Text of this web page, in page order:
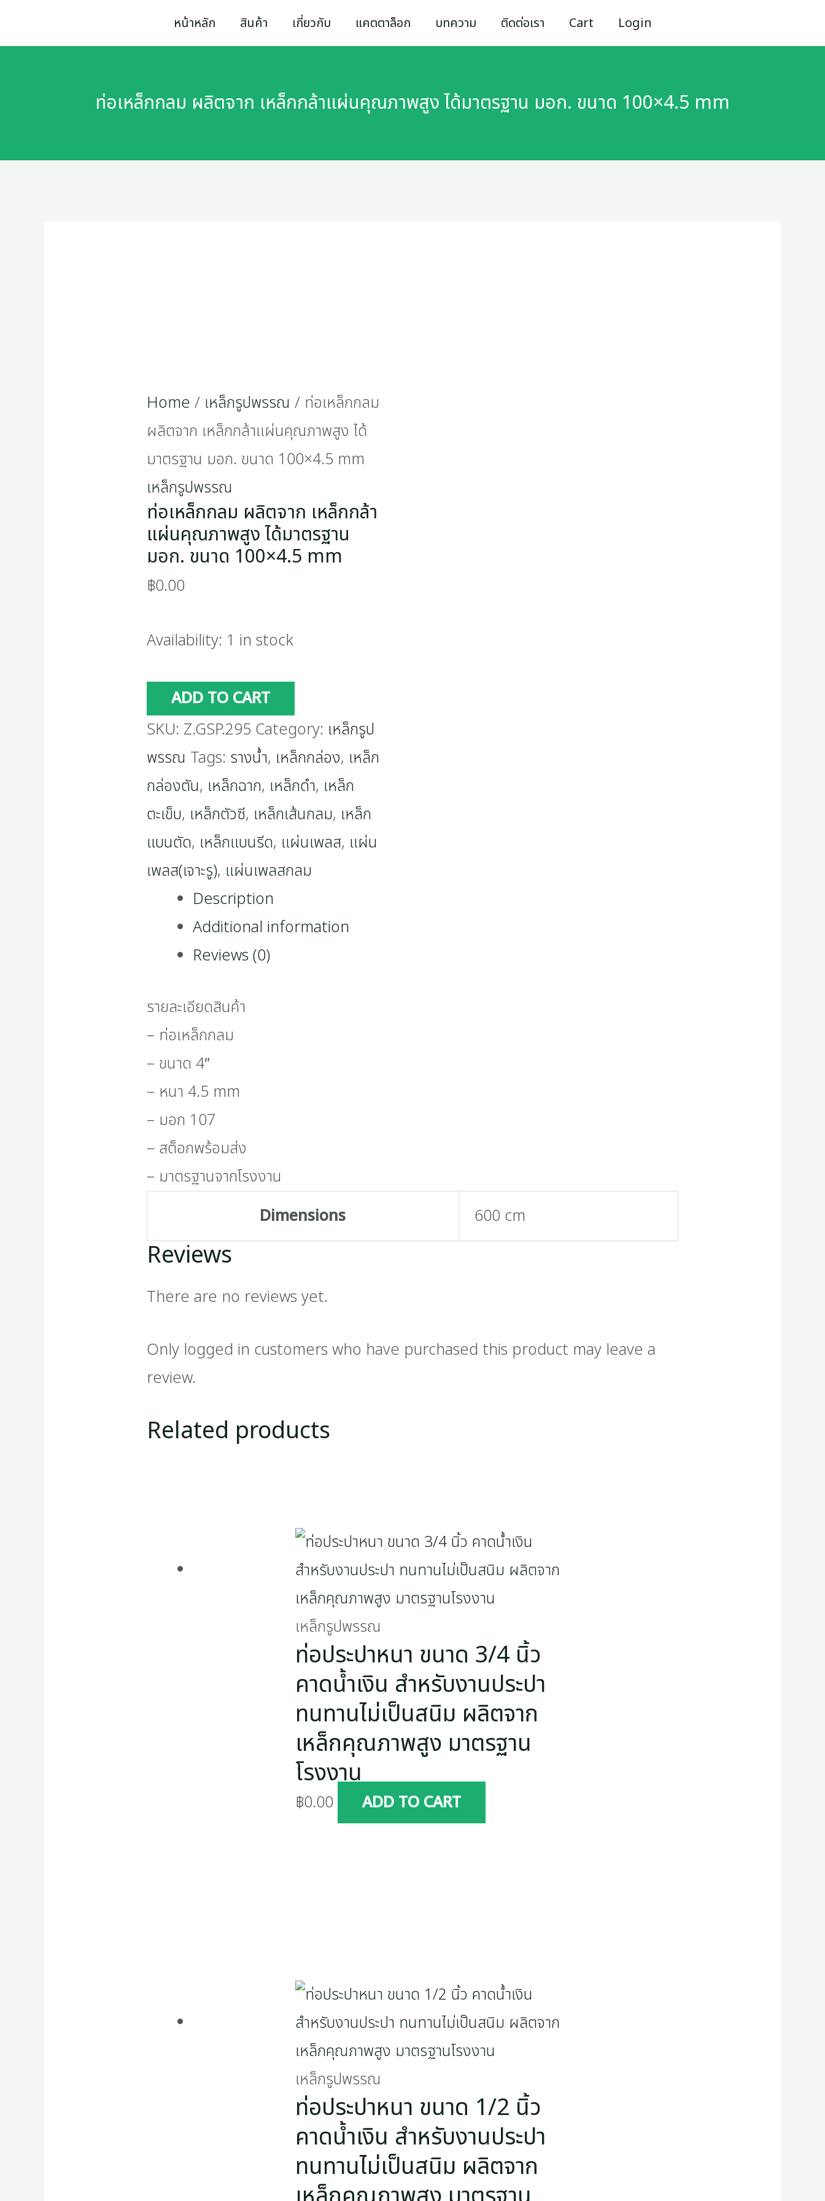
to
หน้าหลัก สินค้า เกี่ยวกับ แคตตาล็อก บทความ ติดต่อเรา Cart Login
ท่อเหล็กกลม ผลิตจาก เหล็กกล้าแผ่นคุณภาพสูง ได้มาตรฐาน มอก. ขนาด 100×4.5 mm
Home / เหล็กรูปพรรณ / ท่อเหล็กกลม
ผลิตจาก เหล็กกล้าแผ่นคุณภาพสูง ได้
มาตรฐาน มอก. ขนาด 100×4.5 mm
เหล็กรูปพรรณ
ท่อเหล็กกลม ผลิตจาก เหล็กกล้า
แผ่นคุณภาพสูง ได้มาตรฐาน
มอก. ขนาด 100×4.5 mm
฿0.00
Availability: 1 in stock
เหล็ก
ผลิต
เหล็กกล้า
mm
quantity
ADD TO CART
SKU: Z.GSP.295 Category: เหล็กรูป
พรรณ Tags: รางน้ำ, เหล็กกล่อง, เหล็ก
กล่องตัน, เหล็กฉาก, เหล็กดำ, เหล็ก
ตะเข็บ, เหล็กตัวซี, เหล็กเส้นกลม, เหล็ก
แบนตัด, เหล็กแบนรีด, แผ่นเพลส, แผ่น
เพลส(เจาะรู), แผ่นเพลสกลม
Description
Additional information
Reviews (0)
รายละเอียดสินค้า
– ท่อเหล็กกลม
– ขนาด 4″
– หนา 4.5 mm
– มอก 107
– สต็อกพร้อมส่ง
– มาตรฐานจากโรงงาน
Dimensions
600 cm
Reviews
There are no reviews yet.
Only logged in customers who have purchased this product may leave a
review.
Related products
เหล็กรูปพรรณ
ท่อประปาหนา ขนาด 3/4 นิ้ว
คาดน้ำเงิน สำหรับงานประปา
ทนทานไม่เป็นสนิม ผลิตจาก
เหล็กคุณภาพสูง มาตรฐาน
โรงงาน
฿0.00 ADD TO CART
เหล็กรูปพรรณ
ท่อประปาหนา ขนาด 1/2 นิ้ว
คาดน้ำเงิน สำหรับงานประปา
ทนทานไม่เป็นสนิม ผลิตจาก